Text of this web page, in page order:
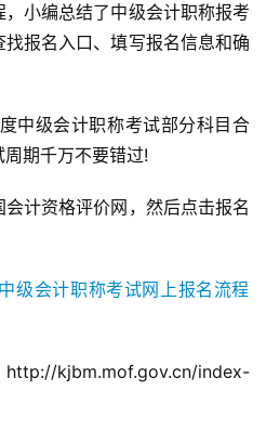
小编总结了中级会计职称报考
报名入口、填写报名信息和确
中级会计职称考试部分科目合
期千万不要错过!
计资格评价网，然后点击报名
http://kjbm.mof.gov.cn/index-